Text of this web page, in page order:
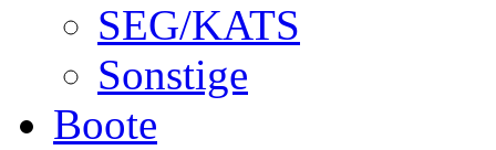
SEG/KATS
Sonstige
Boote